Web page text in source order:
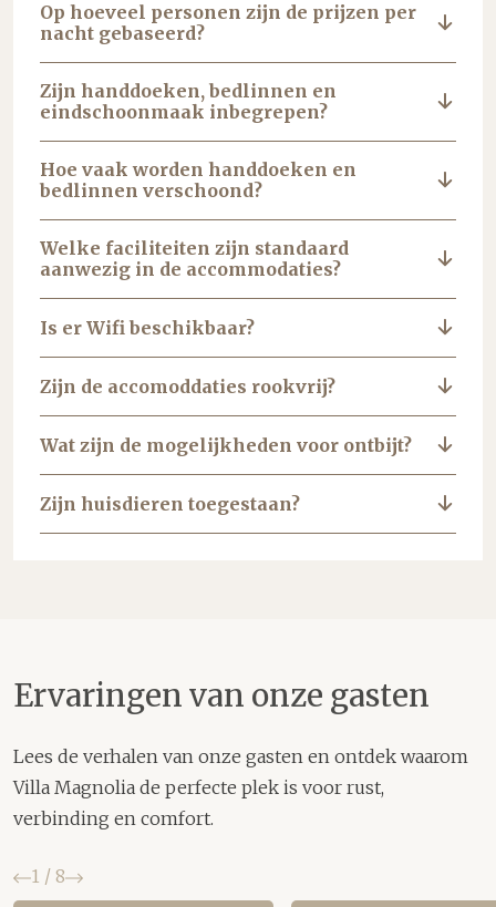
Op hoeveel personen zijn de prijzen per
nacht gebaseerd?
Zijn handdoeken, bedlinnen en
eindschoonmaak inbegrepen?
Hoe vaak worden handdoeken en
bedlinnen verschoond?
Welke faciliteiten zijn standaard
aanwezig in de accommodaties?
Is er Wifi beschikbaar?
Zijn de accomoddaties rookvrij?
Wat zijn de mogelijkheden voor ontbijt?
Zijn huisdieren toegestaan?
Ervaringen van onze gasten
Lees de verhalen van onze gasten en ontdek waarom
Villa Magnolia de perfecte plek is voor rust,
verbinding en comfort.
Vorige
1 / 8 Volgende